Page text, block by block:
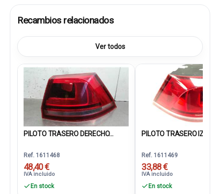
Recambios relacionados
Ver todos
PILOTO TRASERO DERECHO...
Ref. 1611468
48,40 €
IVA incluido
En stock
PILOTO TRASERO
Ref. 1611469
33,88 €
IVA incluido
En stock